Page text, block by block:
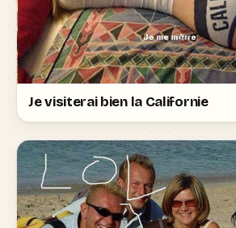
Je visiterai bien la Californie